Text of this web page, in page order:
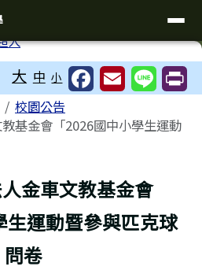
國民小學
大 中 小
校園公告
基金會「2026國中小學生運動
金車文教基金會
生運動暨參與匹克球
卷